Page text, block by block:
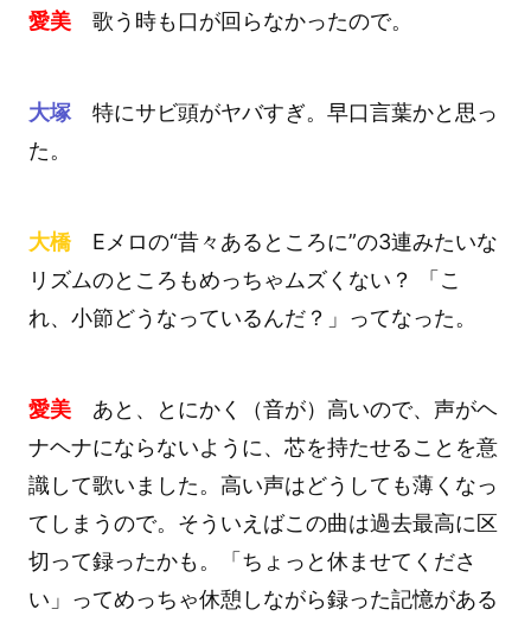
愛美歌う時も口が回らなかったので。
大塚特にサビ頭がヤバすぎ。早口言葉かと思っ
た。
大橋Eメロの“昔々あるところに”の3連みたいな
リズムのところもめっちゃムズくない？ 「こ
れ、小節どうなっているんだ？」ってなった。
愛美あと、とにかく（音が）高いので、声がヘ
ナヘナにならないように、芯を持たせることを意
識して歌いました。高い声はどうしても薄くなっ
てしまうので。そういえばこの曲は過去最高に区
切って録ったかも。「ちょっと休ませてくださ
い」ってめっちゃ休憩しながら録った記憶がある